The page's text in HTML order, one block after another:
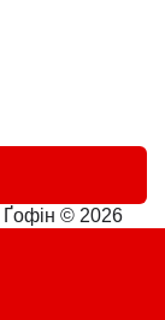
Ґофін © 2026